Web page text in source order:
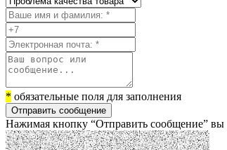
* обязательные поля для заполнения
Отправить сообщение
Нажимая кнопку “Отправить сообщение” вы